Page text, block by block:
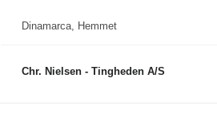
Dinamarca, Hemmet
Chr. Nielsen - Tingheden A/S